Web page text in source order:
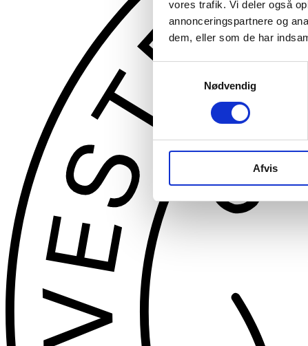
vores trafik. Vi deler også
annonceringspartnere og
dem, eller som de har
Nødvendig
Afvis